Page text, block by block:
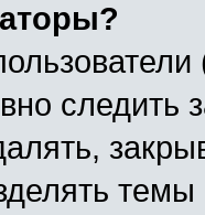
следить